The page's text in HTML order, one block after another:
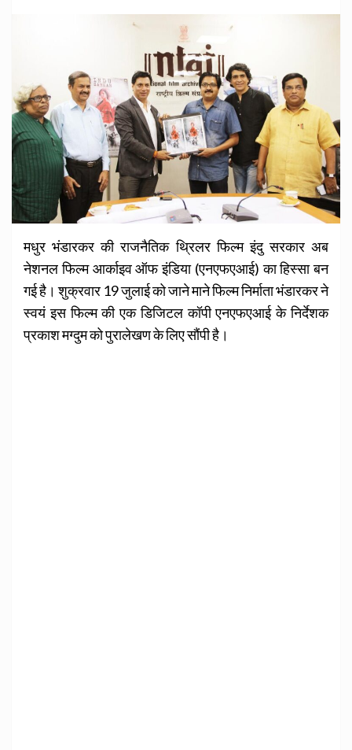
मधुर भंडारकर की राजनैतिक थ्रिलर फिल्‍म इंदु सरकार अब
नेशनल फिल्म आर्काइव ऑफ इंडिया (एनएफएआई) का हिस्‍सा बन
गई है। शुक्रवार 19 जुलाई को जाने माने फिल्‍म निर्माता भंडारकर ने
स्‍वयं इस फिल्‍म की एक डिजिटल कॉपी एनएफएआई के निर्देशक
प्रकाश मग्‍दुम को पुरालेखण के लिए सौंपी है।